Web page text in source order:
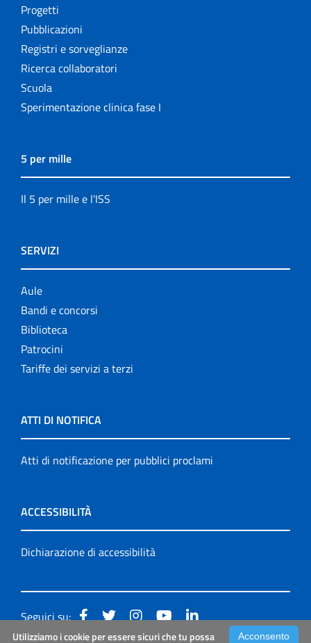
Progetti
Pubblicazioni
Registri e sorveglianze
Ricerca collaboratori
Scuola
Sperimentazione clinica fase I
5 per mille
Il 5 per mille e l'ISS
SERVIZI
Aule
Bandi e concorsi
Biblioteca
Patrocini
Tariffe dei servizi a terzi
ATTI DI NOTIFICA
Atti di notificazione per pubblici proclami
ACCESSIBILITÀ
Dichiarazione di accessibilità
Seguici su:
Acconsento
Utilizziamo i cookie per essere sicuri che tu possa